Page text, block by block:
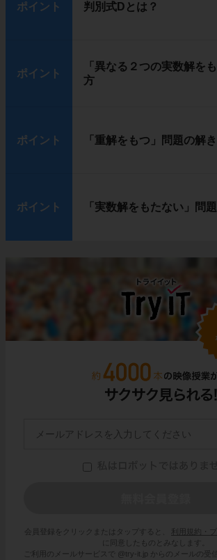
ポイント 判別式Dとは？
ポイント
「異なる２つの実数解を
方
ポイント 「重解をもつ」問題の解
ポイント 「実数解をもたない」問
会員登録をクリックまたはタップすると、
利用規約・
に同意したものとみなします。
ご利用のメールサービスで @try-it.jp からのメールの受